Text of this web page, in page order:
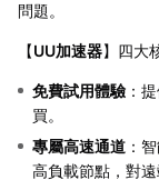
問題。
【UU加速器】四大
免費試用體驗 ：
買。
專屬高速通道 ：
高負載節點，對遠